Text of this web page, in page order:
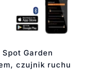
Garden
czujnik ruchu